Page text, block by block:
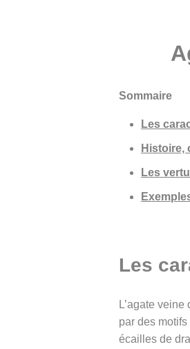
Sommaire
Les
Histoire,
Les
Les
L’agate
par des
écailles de